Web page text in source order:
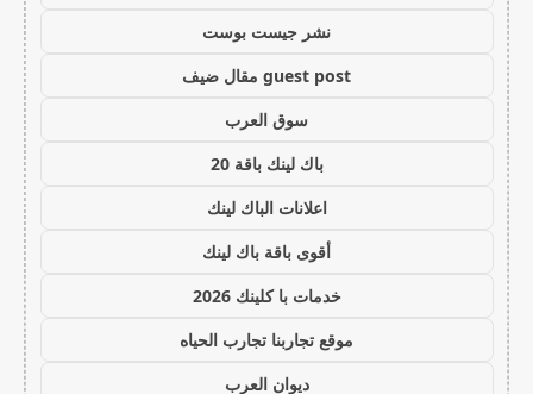
نشر جيست بوست
guest post مقال ضيف
سوق العرب
باك لينك باقة 20
اعلانات الباك لينك
أقوى باقة باك لينك
خدمات با كلينك 2026
موقع تجاربنا تجارب الحياه
ديوان العرب